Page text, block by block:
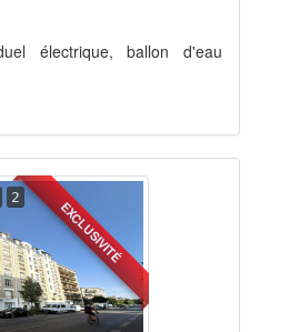
électrique, ballon d'eau
EXCLUSIVITÉ
2